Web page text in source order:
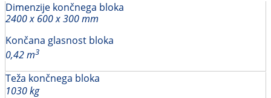
Dimenzije končnega bloka
2400 x 600 x 300 mm
Končana glasnost bloka
0,42 m3
Teža končnega bloka
1030 kg